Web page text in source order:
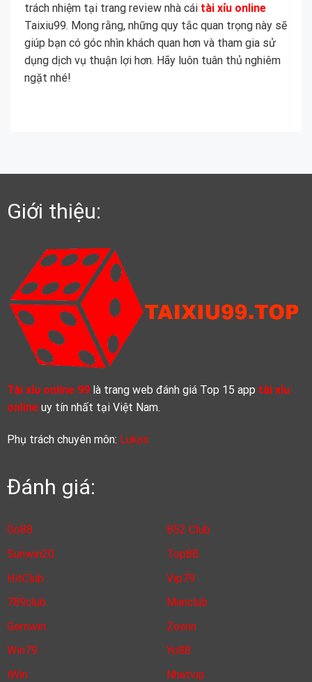
trách nhiệm tại trang review nhà cái tài xỉu online
Taixiu99. Mong rằng, những quy tắc quan trọng này sẽ
giúp bạn có góc nhìn khách quan hơn và tham gia sử
dụng dịch vụ thuận lợi hơn. Hãy luôn tuân thủ nghiêm
ngặt nhé!
Giới thiệu:
Tài xỉu online 99là trang web đánh giá Top 15 app tài xỉu
onlineuy tín nhất tại Việt Nam.
Phụ trách chuyên môn: Lukas
Đánh giá:
Go88
Sunwin20
HitClub
789club
Gemwin
Win79
iWin
B52 Club
Top88
Vip79
Manclub
Zowin
Yo88
Nhatvip